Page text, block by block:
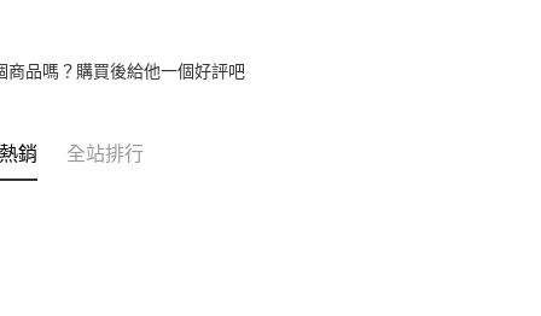
商品嗎？購買後給他一個好評吧
銷 全站排行